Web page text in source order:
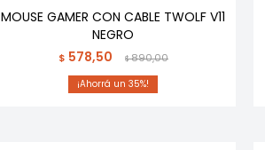
MOUSE GAMER CON CABLE TWOLF V11
NEGRO
$ 578,50 $890,00
35